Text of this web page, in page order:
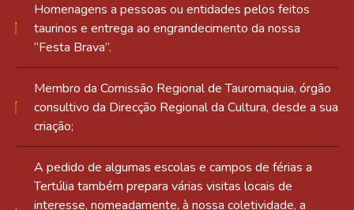
Homenagens a pessoas ou entidades pelos feitos
taurinos e entrega ao engrandecimento da nossa
“Festa Brava”.
Membro da Comissão Regional de Tauromaquia, órgão
consultivo da Direcção Regional da Cultura, desde a sua
criação;
A pedido de algumas escolas e campos de férias a
Tertúlia também prepara várias visitas locais de
interesse, nomeadamente, à nossa coletividade, a